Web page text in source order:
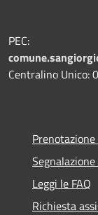
PEC:
Centralino Unico:
Leggi le FAQ
Richiesta